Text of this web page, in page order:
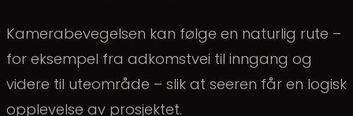
Kamerabevegelsen kan følge en naturlig rute –
for eksempel fra adkomstvei til inngang og
videre til uteområde – slik at seeren får en logisk
opplevelse av prosjektet.